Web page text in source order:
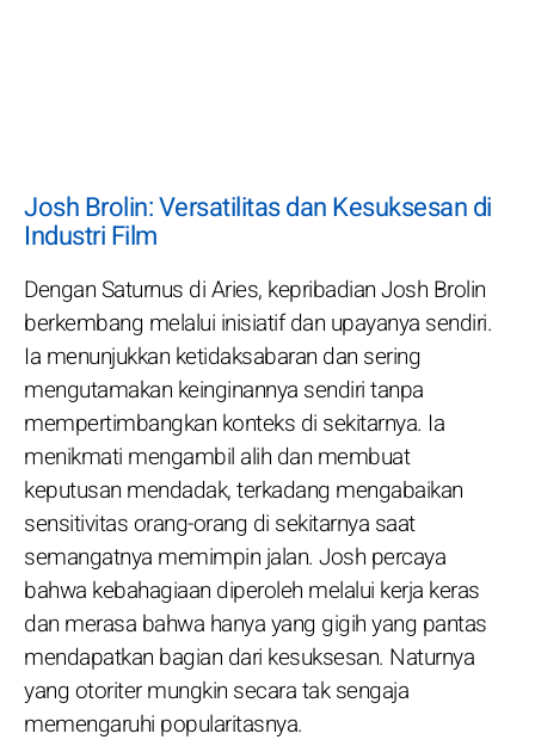
Josh Brolin: Versatilitas dan Kesuksesan di
Industri Film
Dengan Saturnus di Aries, kepribadian Josh Brolin
berkembang melalui inisiatif dan upayanya sendiri.
Ia menunjukkan ketidaksabaran dan sering
mengutamakan keinginannya sendiri tanpa
mempertimbangkan konteks di sekitarnya. Ia
menikmati mengambil alih dan membuat
keputusan mendadak, terkadang mengabaikan
sensitivitas orang-orang di sekitarnya saat
semangatnya memimpin jalan. Josh percaya
bahwa kebahagiaan diperoleh melalui kerja keras
dan merasa bahwa hanya yang gigih yang pantas
mendapatkan bagian dari kesuksesan. Naturnya
yang otoriter mungkin secara tak sengaja
memengaruhi popularitasnya.